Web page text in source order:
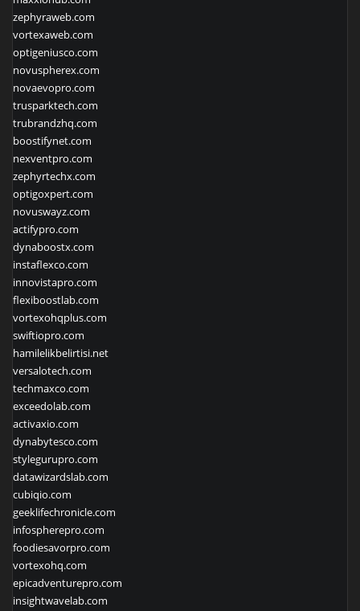
zephyraweb.com
vortexaweb.com
optigeniusco.com
novuspherex.com
novaevopro.com
trusparktech.com
trubrandzhq.com
boostifynet.com
nexventpro.com
zephyrtechx.com
optigoxpert.com
novuswayz.com
actifypro.com
dynaboostx.com
instaflexco.com
innovistapro.com
flexiboostlab.com
vortexohqplus.com
swiftiopro.com
hamilelikbelirtisi.net
versalotech.com
techmaxco.com
exceedolab.com
activaxio.com
dynabytesco.com
stylegurupro.com
datawizardslab.com
cubiqio.com
geeklifechronicle.com
infospherepro.com
foodiesavorpro.com
vortexohq.com
epicadventurepro.com
insightwavelab.com